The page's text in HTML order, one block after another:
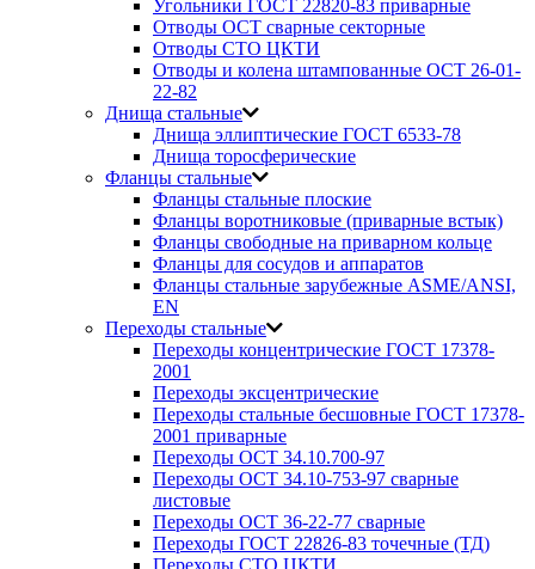
Угольники ГОСТ 22820-83 приварные
Отводы ОСТ сварные секторные
Отводы СТО ЦКТИ
Отводы и колена штампованные ОСТ 26-01-
22-82
Днища стальные
Днища эллиптические ГОСТ 6533-78
Днища торосферические
Фланцы стальные
Фланцы стальные плоские
Фланцы воротниковые (приварные встык)
Фланцы свободные на приварном кольце
Фланцы для сосудов и аппаратов
Фланцы стальные зарубежные ASME/ANSI,
EN
Переходы стальные
Переходы концентрические ГОСТ 17378-
2001
Переходы эксцентрические
Переходы стальные бесшовные ГОСТ 17378-
2001 приварные
Переходы ОСТ 34.10.700-97
Переходы ОСТ 34.10-753-97 сварные
листовые
Переходы ОСТ 36-22-77 сварные
Переходы ГОСТ 22826-83 точечные (ТД)